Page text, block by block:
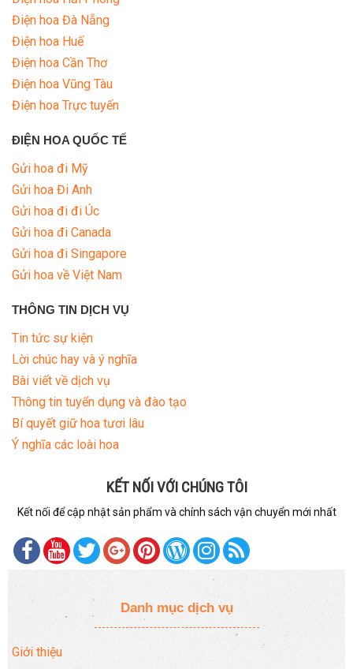
Điện hoa Đà Nẵng
Điện hoa Huế
Điện hoa Cần Thơ
Điện hoa Vũng Tàu
Điện hoa Trực tuyến
ĐIỆN HOA QUỐC TẾ
Gửi hoa đi Mỹ
Gửi hoa Đi Anh
Gửi hoa đi đi Úc
Gửi hoa đi Canada
Gửi hoa đi Singapore
Gửi hoa về Việt Nam
THÔNG TIN DỊCH VỤ
Tin tức sự kiện
Lời chúc hay và ý nghĩa
Bài viết về dịch vụ
Thông tin tuyển dụng và đào tạo
Bí quyết giữ hoa tươi lâu
Ý nghĩa các loài hoa
KẾT NỐI VỚI CHÚNG TÔI
Kết nối để cập nhật sản phẩm và chính sách vận chuyển mới nhất
Danh mục dịch vụ
Giới thiệu